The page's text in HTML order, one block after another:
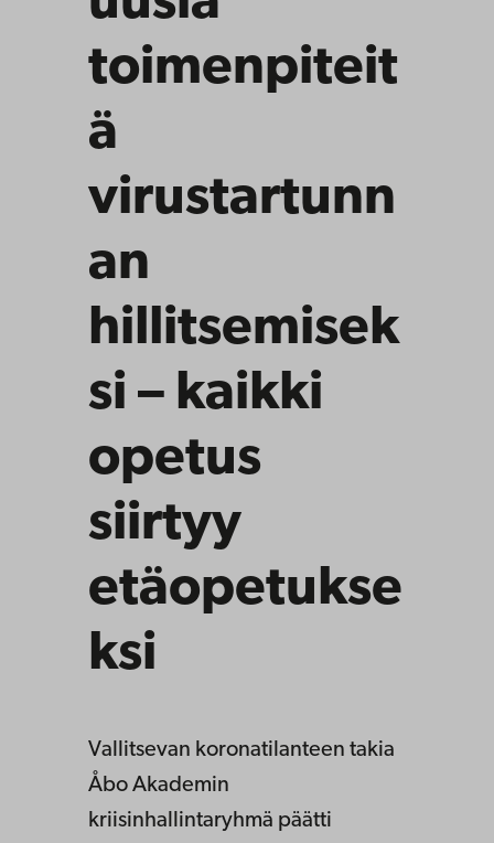
toimenpiteit
ä
virustartunn
an
hillitsemisek
si – kaikki
opetus
siirtyy
etäopetukse
ksi
Vallitsevan koronatilanteen takia
Åbo Akademin
kriisinhallintaryhmä päätti